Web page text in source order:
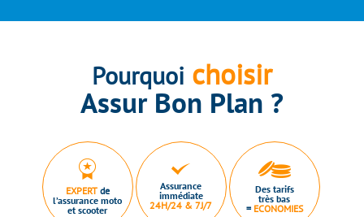
Pourquoi choisir
Assur Bon Plan ?
EXPERTde
l’assurance moto
et scooter
Assurance
immédiate
24H/24 & 7J/7
Des tarifs
très bas
= ECONOMIES